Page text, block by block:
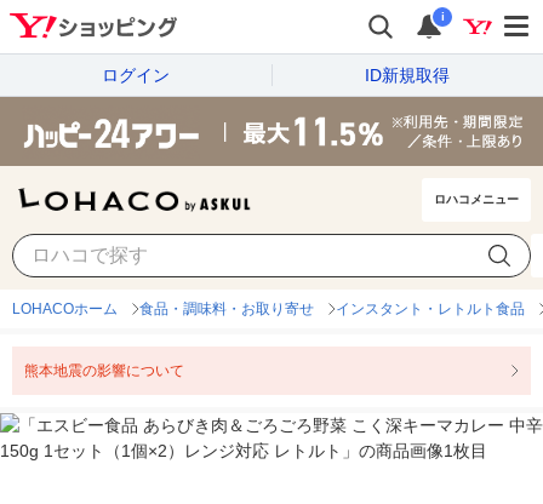
i
ログイン ID新規取得
ロハコメニュー
LOHACOホーム 食品・調味料・お取り寄せ インスタント・レトルト食品
熊本地震の影響について